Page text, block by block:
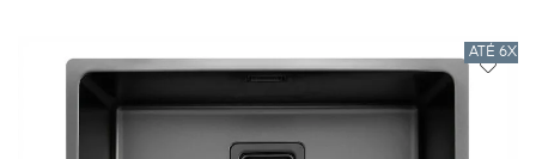
ATÉ 6X